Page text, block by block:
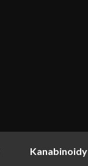
Kanabinoidy